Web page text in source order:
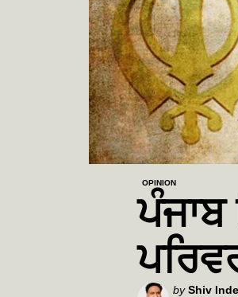
OPINION
Posted
by Shiv